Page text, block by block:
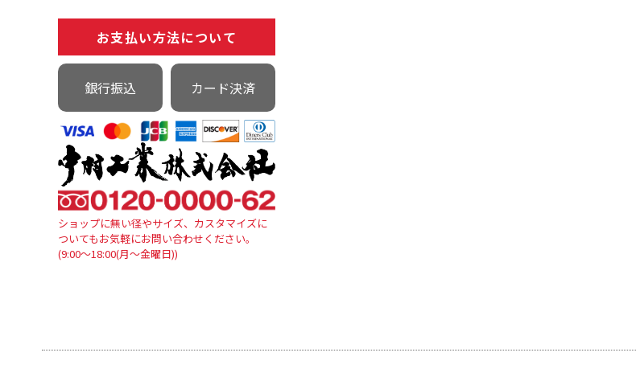
お支払い方法について
銀行振込 カード決済
ショップに無い径やサイズ、カスタマイズに
ついてもお気軽にお問い合わせください。
(9:00～18:00(月～金曜日))